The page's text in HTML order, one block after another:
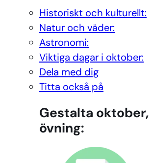
Historiskt och kulturellt:
Natur och väder:
Astronomi:
Viktiga dagar i oktober:
Dela med dig
Titta också på
Gestalta oktober,
övning: